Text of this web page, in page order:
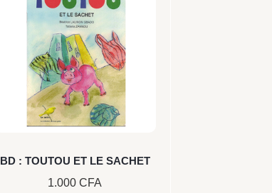
BD : TOUTOU ET LE SACHET
1.000CFA